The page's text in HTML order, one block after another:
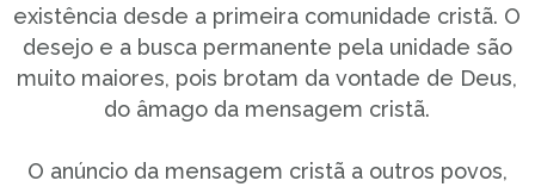
existência desde a primeira comunidade cristã. O
desejo e a busca permanente pela unidade são
muito maiores, pois brotam da vontade de Deus,
do âmago da mensagem cristã.
O anúncio da mensagem cristã a outros povos,